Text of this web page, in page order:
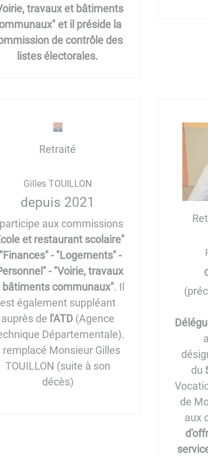
travaux et bâtiments
et il préside la
de contrôle des
listes électorales.
Retraité
Gilles TOUILLON
depuis 2021
aux commissions
et restaurant scolaire"
- "Logements" -
- "Voirie, travaux
bâtiments communaux". Il
est également suppléant
auprès de l'ATD(Agence
Départementale).
remplacé Monsieur Gilles
TOUILLON (suite à son
décès)
du
de
aux